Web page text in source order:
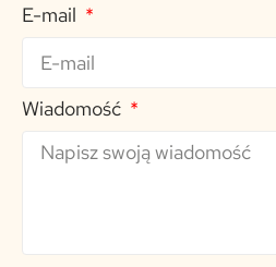
E-mail
Wiadomość